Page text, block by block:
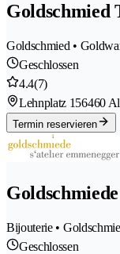
Goldschmied •
Geschlossen
4.4(7)
Lehnplatz 156460
Termin reservieren
Bijouterie •
Geschlossen